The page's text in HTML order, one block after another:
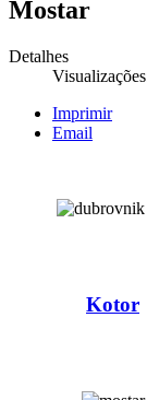
Mostar
Detalhes
Imprimir
Email
Kotor